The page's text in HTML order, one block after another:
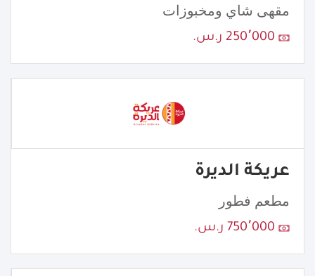
مقهى شاي ومخبوزات
250٬000 ر.س.
عريكة الديرة
مطعم فطور
750٬000 ر.س.